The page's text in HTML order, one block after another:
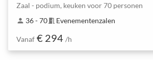
Zaal - podium, keuken voor 70 personen
person 36 - 70meeting_room Evenementenzalen
Vanaf € 294 /h